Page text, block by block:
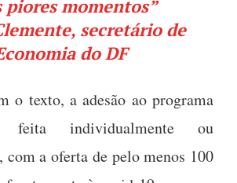
piores momentos”
secretário de
do DF
o texto, a adesão ao programa
feita individualmente ou
com a oferta de pelo menos 100